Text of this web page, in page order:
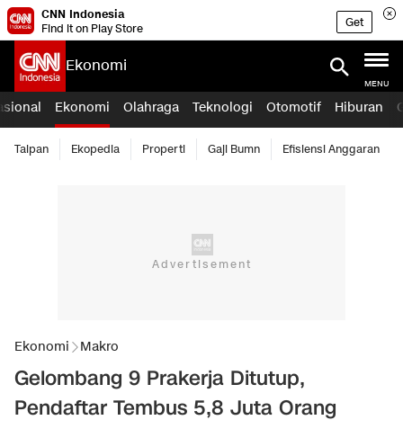
CNN Indonesia
Find it on Play Store
Get
Ekonomi
MENU
Ekonomi Olahraga Teknologi Otomotif Hiburan
Taipan Ekopedia Properti Gaji Bumn Efisiensi Anggaran
Ekonomi Makro
Gelombang 9 Prakerja Ditutup,
Pendaftar Tembus 5,8 Juta Orang